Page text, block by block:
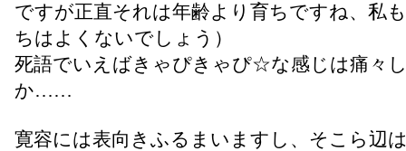
ですが正直それは年齢より育ちですね、私
ちはよくないでしょう）
死語でいえばきゃぴきゃぴ☆な感じは痛々
か……
寛容には表向きふるまいますし、そこら辺